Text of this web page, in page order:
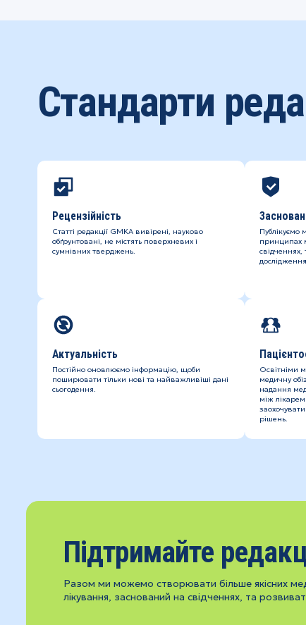
Стандарти
Рецензійність
Статті редакції GMKA вивірені, науково
обґрунтовані, не містять поверхневих і
сумнівних тверджень.
Публікуємо
принципах
свідченнях,
Актуальність
Постійно оновлюємо інформацію, щоби
поширювати тільки нові та найважливіші дані
сьогодення.
Освітніми
медичну
надання
між
рішень.
Підтримайте
Разом ми можемо створювати більше якісних
лікування, заснований на свідченнях, та